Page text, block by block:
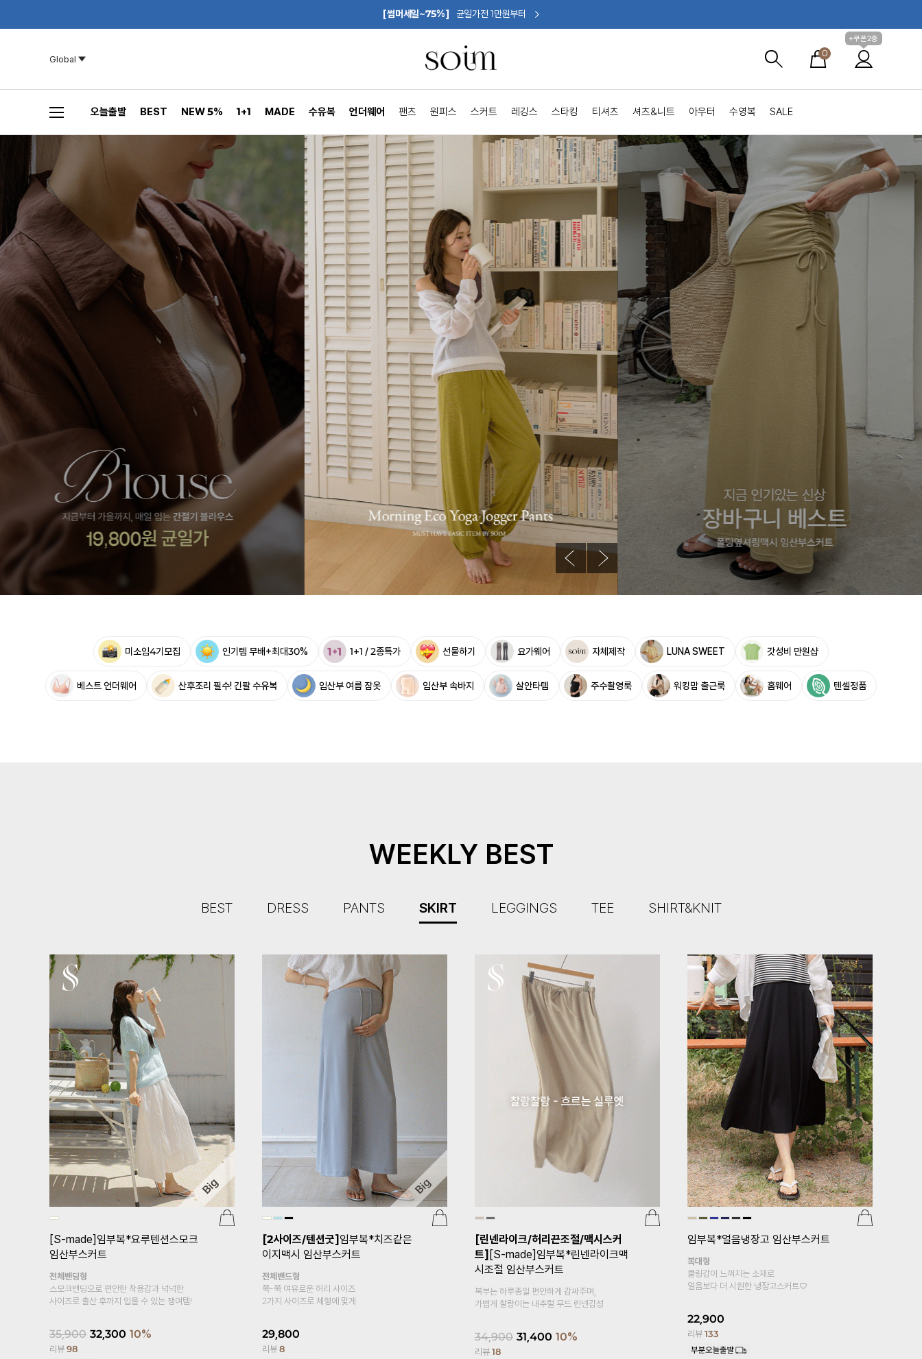
[썸머세일~75%] 균일가전 1만원부터
Global
0
+쿠폰2종
오늘출발 BEST NEW 5% 1+1 MADE 수유복 언더웨어 팬츠 원피스 스커트 레깅스 스타킹 티셔츠 셔츠&니트 아우터 수영복 SALE
미소임4기모집 인기템 무배+최대30% 1+1 / 2종특가 선물하기 요가웨어 자체제작 LUNA SWEET 갓성비 만원샵
베스트 언더웨어 산후조리 필수! 긴팔 수유복 임산부 여름 잠옷 임산부 속바지 살안타템 주수촬영룩 워킹맘 출근룩 홈웨어 텐셀정품
WEEKLY BEST
BEST DRESS PANTS SKIRT LEGGINGS TEE SHIRT&KNIT
[기획특가1+1/여름필수템/2만장돌
파✨]임부복*푸딩스판 5부 임산부레
깅스
복대형
부드러우면서 가볍게 입어보아요~
17,600 15,800 10%
리뷰 2,446
[기획특가1+1][Coolity]임부복*쿨
링터치냉장고5부 임산부레깅스
두겹복대
시원한 쿨링감이 느껴지는
냉장고 소재~
15,800
리뷰 458
[1만장돌파✨/기획특가 1+1]임부복*
말림방지3부 임산부속바지
복대형
속바지 안에 이너 속바지,
홈웨어로 활용도 높은 3부 속바지예요~
18,900 14,900 21%
리뷰 620
[기획특가 1+1]임부복*뉴컴포트 임
산부레깅스
기타형
원피스, 롱티안에 속바지로 입으세요
13,900
리뷰6,100